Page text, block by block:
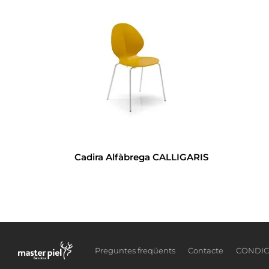
Cadira Alfàbrega CALLIGARIS
Preguntes freqüents Contacte